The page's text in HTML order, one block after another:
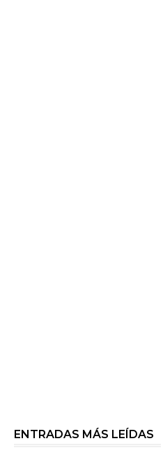
ENTRADAS MÁS LEÍDAS